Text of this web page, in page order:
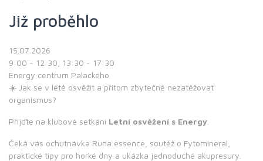
Již proběhlo
15.07.2026
9:00 - 12:30, 13:30 - 17:30
Energy centrum Palackého
☀️ Jak se v létě osvěžit a přitom zbytečně nezatěžovat
organismus?
Přijďte na klubové setkání Letní osvěžení s Energy
Čeká vás ochutnávka Runa essence, soutěž o Fytomineral,
praktické tipy pro horké dny a ukázka jednoduché akupresury.